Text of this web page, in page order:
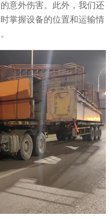
意外伤害。此外，我们还
掌握设备的位置和运输情